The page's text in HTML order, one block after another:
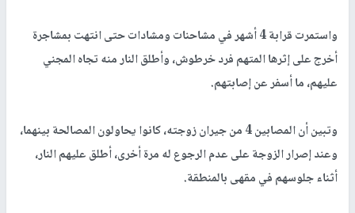
واستمرت قرابة 4 أشهر في مشاحنات ومشادات حتى انتهت بمشاجرة
أخرج على إثرها المتهم فرد خرطوش، وأطلق النار منه تجاه المجني
عليهم، ما أسفر عن إصابتهم.
وتبين أن المصابين 4 من جيران زوجته، كانوا يحاولون المصالحة بينهما،
وعند إصرار الزوجة على عدم الرجوع له مرة أخرى، أطلق عليهم النار،
أثناء جلوسهم في مقهى بالمنطقة.